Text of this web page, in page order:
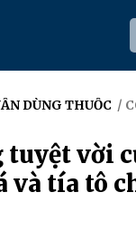
DÙNG THUỐC / CÔNG
tuyệt vời
và tía tô